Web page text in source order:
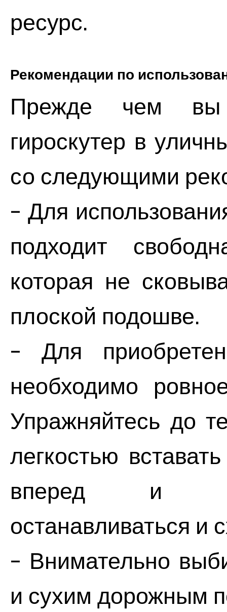
ресурс.
Рекомендации по
Прежде чем вы
гироскутер в
со следующими
- Для
подходит
которая не
плоской подошве.
- Для
необходимо
Упражняйтесь до
легкостью
вперед и
останавливаться и
- Внимательно
и сухим дорожным